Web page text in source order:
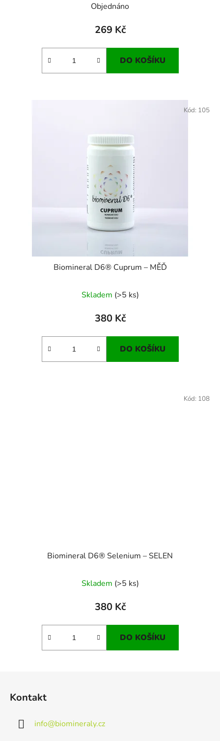
Objednáno
269 Kč
DO KOŠÍKU
Biomineral D6® Cuprum – MĚĎ
Skladem (>5 ks)
380 Kč
DO KOŠÍKU
Kód: 105
Biomineral D6® Selenium – SELEN
Skladem (>5 ks)
380 Kč
DO KOŠÍKU
Kód: 108
Kontakt
info@biomineraly.cz